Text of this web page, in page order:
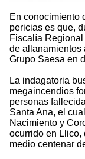
En conocimiento
pericias es que,
Fiscalía
de allanamientos
Grupo Saesa en
La indagatoria
megaincendios
personas
Santa Ana, el
Nacimiento y
ocurrido en Llico,
medio centenar